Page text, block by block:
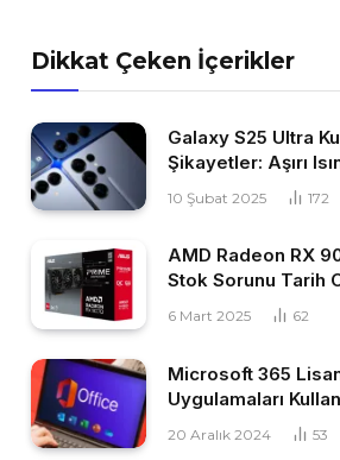
Dikkat Çeken İçerikler
Galaxy S25 Ultra
Şikayetler: Aşırı
10 Şubat 2025 172
AMD Radeon RX
Stok Sorunu Tarih
6 Mart 2025 62
Microsoft 365
Uygulamaları
20 Aralık 2024 53